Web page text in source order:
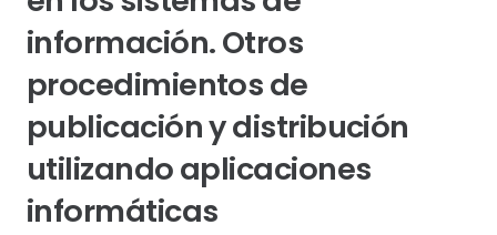
información. Otros
procedimientos de
publicación y distribución
utilizando aplicaciones
informáticas